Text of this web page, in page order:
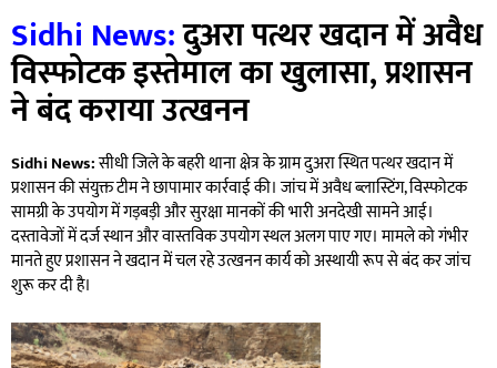
Sidhi News:दुअरा पत्थर खदान में अवैध
विस्फोटक इस्तेमाल का खुलासा, प्रशासन
ने बंद कराया उत्खनन
Sidhi News:सीधी जिले के बहरी थाना क्षेत्र के ग्राम दुअरा स्थित पत्थर खदान में
प्रशासन की संयुक्त टीम ने छापामार कार्रवाई की। जांच में अवैध ब्लास्टिंग, विस्फोटक
सामग्री के उपयोग में गड़बड़ी और सुरक्षा मानकों की भारी अनदेखी सामने आई।
दस्तावेजों में दर्ज स्थान और वास्तविक उपयोग स्थल अलग पाए गए। मामले को गंभीर
मानते हुए प्रशासन ने खदान में चल रहे उत्खनन कार्य को अस्थायी रूप से बंद कर जांच
शुरू कर दी है।